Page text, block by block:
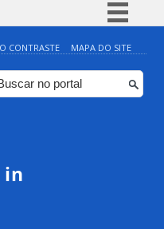
Simplifique!
Comunica BR
Participe
CONTRASTE MAPA DO SITE
in